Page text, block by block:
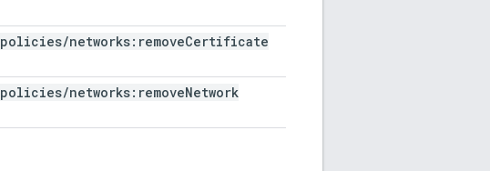
policies/networks:removeCertificate
policies/networks:removeNetwork